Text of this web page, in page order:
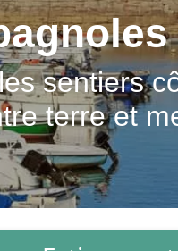
sentiers
terre et